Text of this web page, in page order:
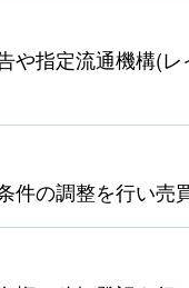
指定流通機構(
の調整を行い売